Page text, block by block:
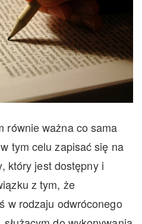
równie ważna co sama
tym celu zapisać się na
który jest dostępny i
z tym, że
w rodzaju odwróconego